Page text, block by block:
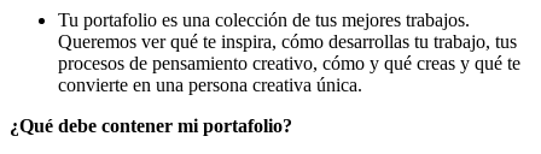
Tu portafolio es una colección de tus mejores trabajos.
Queremos ver qué te inspira, cómo desarrollas tu trabajo, tus
procesos de pensamiento creativo, cómo y qué creas y qué te
convierte en una persona creativa única.
¿Qué debe contener mi portafolio?